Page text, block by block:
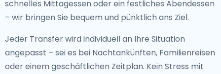
schnelles Mittagessen oder ein festliches Abendessen
– wir bringen Sie bequem und pünktlich ans Ziel.
Jeder Transfer wird individuell an Ihre Situation
angepasst – sei es bei Nachtankünften, Familienreisen
oder einem geschäftlichen Zeitplan. Kein Stress mit